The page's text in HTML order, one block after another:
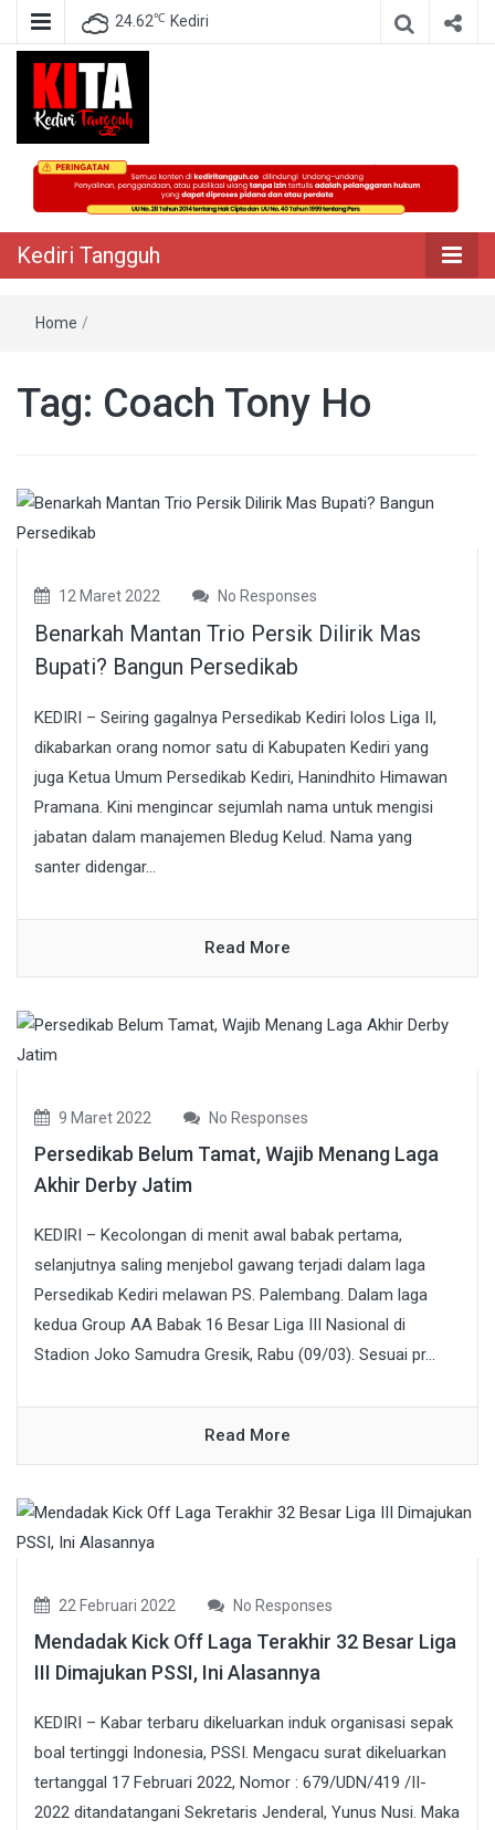
24.62℃ Kediri
Kediri Tangguh
Berita Akurat Terpercaya
Kediri Tangguh
Home /
Tag: Coach Tony Ho
12 Maret 2022 No Responses
Benarkah Mantan Trio Persik Dilirik Mas
Bupati? Bangun Persedikab
KEDIRI – Seiring gagalnya Persedikab Kediri lolos Liga II,
dikabarkan orang nomor satu di Kabupaten Kediri yang
juga Ketua Umum Persedikab Kediri, Hanindhito Himawan
Pramana. Kini mengincar sejumlah nama untuk mengisi
jabatan dalam manajemen Bledug Kelud. Nama yang
santer didengar...
Read More
9 Maret 2022 No Responses
Persedikab Belum Tamat, Wajib Menang Laga
Akhir Derby Jatim
KEDIRI – Kecolongan di menit awal babak pertama,
selanjutnya saling menjebol gawang terjadi dalam laga
Persedikab Kediri melawan PS. Palembang. Dalam laga
kedua Group AA Babak 16 Besar Liga III Nasional di
Stadion Joko Samudra Gresik, Rabu (09/03). Sesuai pr...
Read More
22 Februari 2022 No Responses
Mendadak Kick Off Laga Terakhir 32 Besar Liga
III Dimajukan PSSI, Ini Alasannya
KEDIRI – Kabar terbaru dikeluarkan induk organisasi sepak
boal tertinggi Indonesia, PSSI. Mengacu surat dikeluarkan
tertanggal 17 Februari 2022, Nomor : 679/UDN/419 /II-
2022 ditandatangani Sekretaris Jenderal, Yunus Nusi. Maka